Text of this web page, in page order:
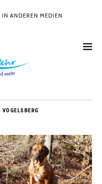
IN ANDEREN MEDIEN
VOGELSBERG